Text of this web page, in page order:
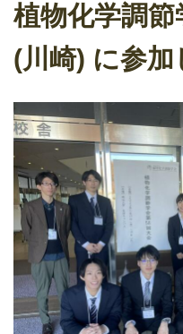
植物化学調
(川崎) に参加